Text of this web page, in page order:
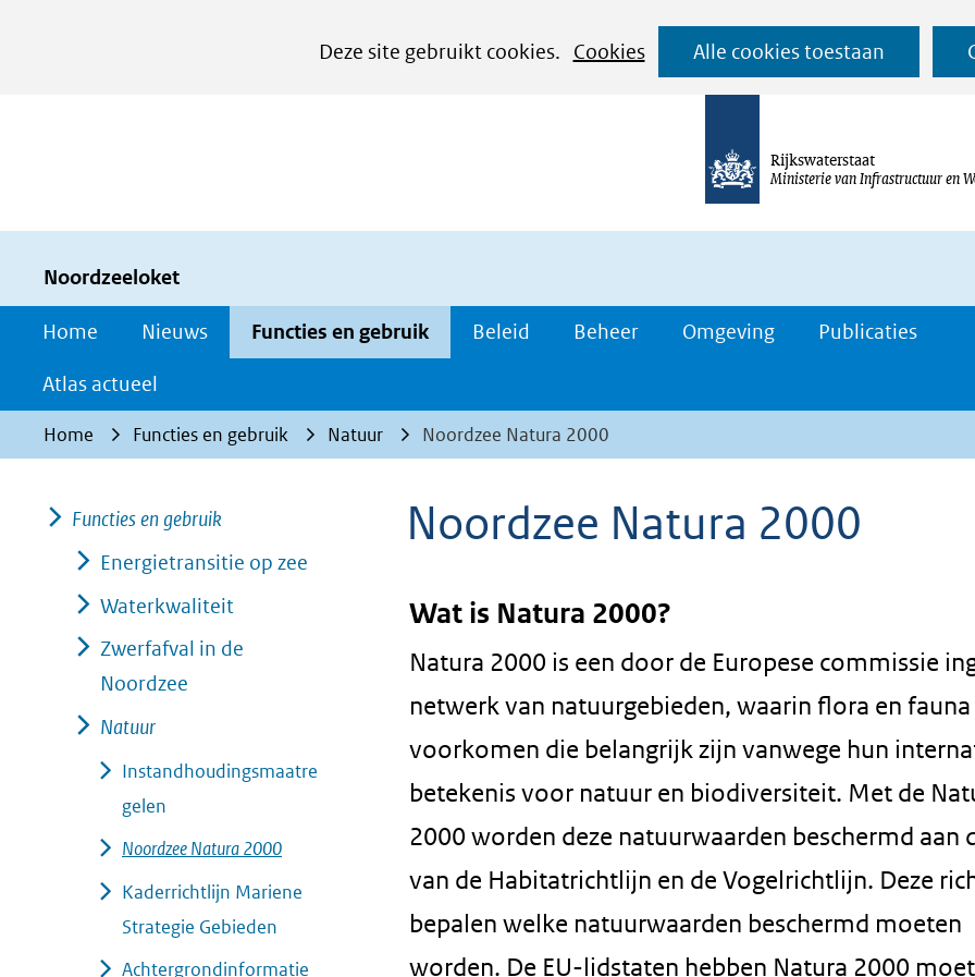
Deze site gebruikt cookies.
Cookies
van
cookies
op
deze
website
worden
toegestaan
geweigerd.
Alle cookies toestaan
Ga
naar
de
Rijkswaterstaat
Ministerie van Infrastructuur en
Noordzeeloket
Home Nieuws Functies en gebruik Beleid Beheer Omgeving Publicaties
Atlas actueel
Home Functies en gebruik Natuur Noordzee Natura 2000
Noordzee Natura 2000
Wat is Natura 2000?
Natura 2000 is een door de Europese commissie
netwerk van natuurgebieden, waarin flora en fauna
voorkomen die belangrijk zijn vanwege hun
betekenis voor natuur en biodiversiteit. Met de
2000 worden deze natuurwaarden beschermd aan
van de Habitatrichtlijn en de Vogelrichtlijn. Deze
bepalen welke natuurwaarden beschermd moeten
worden. De EU-lidstaten hebben Natura 2000
Functies en gebruik
Energietransitie op zee
Waterkwaliteit
Zwerfafval in de
Noordzee
Natuur
Instandhoudingsmaatre
gelen
Noordzee Natura 2000
Kaderrichtlijn Mariene
Strategie Gebieden
Achtergrondinformatie